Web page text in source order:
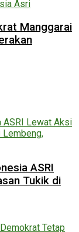
Manggarai
ASRI
Tukik di